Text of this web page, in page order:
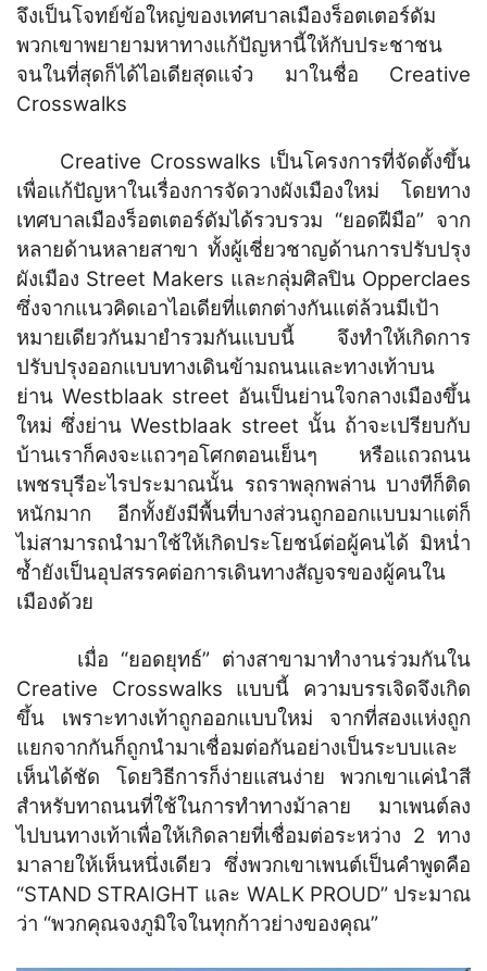
จึงเป็นโจทย์ข้อใหญ่ของเทศบาลเมืองร็อตเตอร์ดัม
พวกเขาพยายามหาทางแก้ปัญหานี้ให้กับประชาชน
จนในที่สุดก็ได้ไอเดียสุดแจ๋ว มาในชื่อ Creative
Crosswalks
Creative Crosswalks เป็นโครงการที่จัดตั้งขึ้น
เพื่อแก้ปัญหาในเรื่องการจัดวางผังเมืองใหม่ โดยทาง
เทศบาลเมืองร็อตเตอร์ดัมได้รวบรวม “ยอดฝีมือ” จาก
หลายด้านหลายสาขา ทั้งผู้เชี่ยวชาญด้านการปรับปรุง
ผังเมือง Street Makers และกลุ่มศิลปิน Opperclaes
ซึ่งจากแนวคิดเอาไอเดียที่แตกต่างกันแต่ล้วนมีเป้า
หมายเดียวกันมายำรวมกันแบบนี้ จึงทำให้เกิดการ
ปรับปรุงออกแบบทางเดินข้ามถนนและทางเท้าบน
ย่าน Westblaak street อันเป็นย่านใจกลางเมืองขึ้น
ใหม่ ซึ่งย่าน Westblaak street นั้น ถ้าจะเปรียบกับ
บ้านเราก็คงจะแถวๆอโศกตอนเย็นๆ หรือแถวถนน
เพชรบุรีอะไรประมาณนั้น รถราพลุกพล่าน บางทีก็ติด
หนักมาก อีกทั้งยังมีพื้นที่บางส่วนถูกออกแบบมาแต่ก็
ไม่สามารถนำมาใช้ให้เกิดประโยชน์ต่อผู้คนได้ มิหน่ำ
ซ้ำยังเป็นอุปสรรคต่อการเดินทางสัญจรของผู้คนใน
เมืองด้วย
เมื่อ “ยอดยุทธ์” ต่างสาขามาทำงานร่วมกันใน
Creative Crosswalks แบบนี้ ความบรรเจิดจึงเกิด
ขึ้น เพราะทางเท้าถูกออกแบบใหม่ จากที่สองแห่งถูก
แยกจากกันก็ถูกนำมาเชื่อมต่อกันอย่างเป็นระบบและ
เห็นได้ชัด โดยวิธีการก็ง่ายแสนง่าย พวกเขาแค่นำสี
สำหรับทาถนนที่ใช้ในการทำทางม้าลาย มาเพนต์ลง
ไปบนทางเท้าเพื่อให้เกิดลายที่เชื่อมต่อระหว่าง 2 ทาง
มาลายให้เห็นหนึ่งเดียว ซึ่งพวกเขาเพนต์เป็นคำพูดคือ
“STAND STRAIGHT และ WALK PROUD” ประมาณ
ว่า “พวกคุณจงภูมิใจในทุกก้าวย่างของคุณ”